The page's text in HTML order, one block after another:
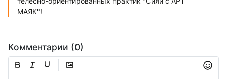
МАЯК"!
Комментарии (0)